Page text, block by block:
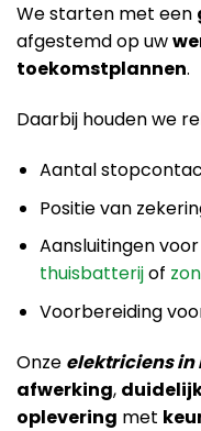
We starten met een
afgestemd op uw
toekomstplannen.
Daarbij houden we
Aantal
Positie van
Aansluitingen voor
thuisbatterijof
Voorbereiding
Onze elektriciens in
afwerking,
oplevering met